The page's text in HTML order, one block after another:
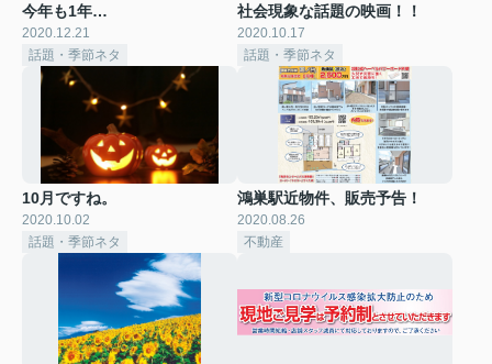
今年も1年…
2020.12.21
話題・季節ネタ
社会現象な話題の映画！！
2020.10.17
話題・季節ネタ
10月ですね。
2020.10.02
話題・季節ネタ
鴻巣駅近物件、販売予告！
2020.08.26
不動産